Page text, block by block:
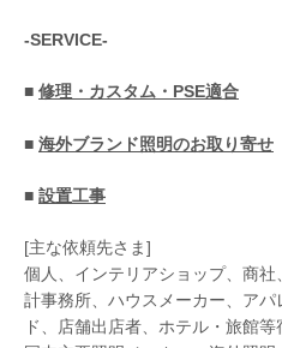
-SERVICE-
■ 修理・カスタム・PSE適合
■ 海外ブランド照明のお取り寄せ
■ 設置工事
[主な依頼先さま]
個人、インテリアショップ、商
計事務所、ハウスメーカー、ア
ド、店舗出店者、ホテル・旅館